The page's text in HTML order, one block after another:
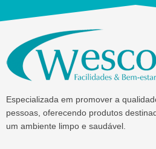
Especializada em promover a
pessoas, oferecendo produtos
um ambiente limpo e saudável.